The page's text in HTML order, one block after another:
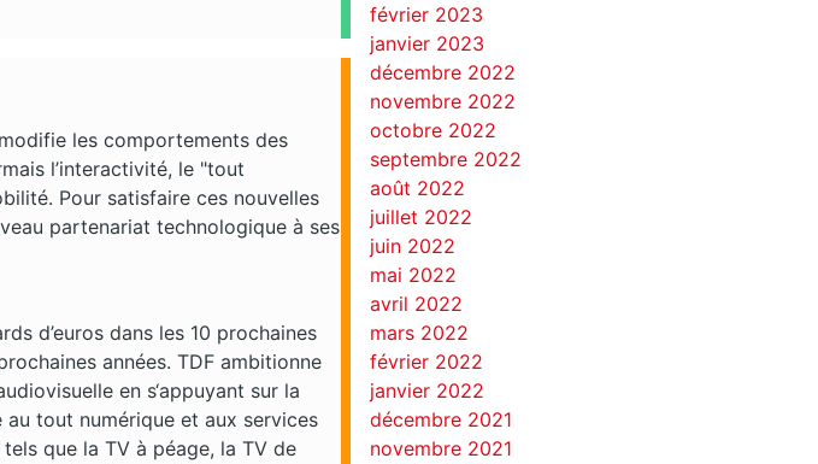
les comportements des
l’interactivité, le "tout
Pour satisfaire ces nouvelles
partenariat technologique à ses
d’euros dans les 10 prochaines
années. TDF ambitionne
en s‘appuyant sur la
tout numérique et aux services
que la TV à péage, la TV de
février 2023
janvier 2023
décembre 2022
novembre 2022
octobre 2022
septembre 2022
août 2022
juillet 2022
juin 2022
mai 2022
avril 2022
mars 2022
février 2022
janvier 2022
décembre 2021
novembre 2021